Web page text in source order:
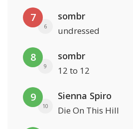
7
6
sombr
undressed
8
9
sombr
12 to 12
9
10
Sienna Spiro
Die On This Hill